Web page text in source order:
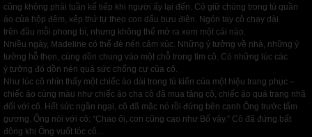
cũng không phải tuần kế tiếp khi người ấy lại đến. Cô giữ chúng trong tủ quần
áo của hộp đêm, xếp thứ tự theo con dấu bưu điện. Ngón tay cô chạy dài
trên đầu mỗi phong bì, nhưng không thể mở ra xem một cái nào.
Nhiều ngày, Madeline có thể đè nén cảm xúc. Những ý tưởng về nhà, những ý
tưởng hỗ thẹn, cùng dồn chung vào một chỗ trong tim cô. Có những lúc các
ý tưởng đó dồn nén quá sức chống cự của cô.
Như lúc cô nhìn thấy một chiếc áo dài trong tủ kiến của một hiệu trang phục –
chiếc áo cùng màu như chiếc áo cha cô đã mua tặng cô, chiếc áo quá trang nhã
đối với cô. Hết sức ngần ngại, cô đã mặc nó rồi đứng bên cạnh Ông trước tấm
gương. Ông nói với cô: “Chao ôi, con cũng cao như Bố vậy.” Cô đã đứng bất
động khi Ông vuốt tóc cô…